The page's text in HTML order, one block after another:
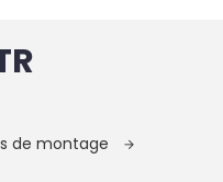
de montage